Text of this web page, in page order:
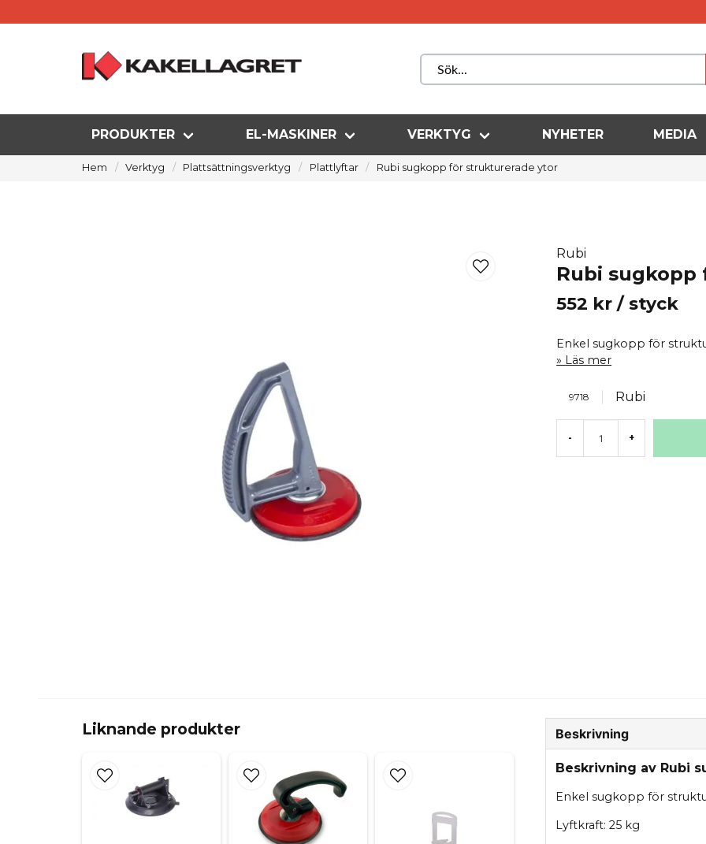
PRODUKTER EL-MASKINER VERKTYG NYHETER MEDIA
Hem Verktyg Plattsättningsverktyg Plattlyftar Rubi sugkopp för strukturerade ytor
Rubi
Rubi
552 kr / styck
Enkel sugkopp för
Läs mer
9718 Rubi
- +
Liknande produkter Beskrivning
Beskrivning av Rubi
Enkel sugkopp för
Lyftkraft: 25 kg